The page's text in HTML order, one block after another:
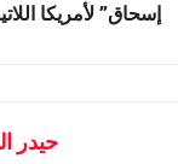
إسحاق” لأمريكا
حيدر